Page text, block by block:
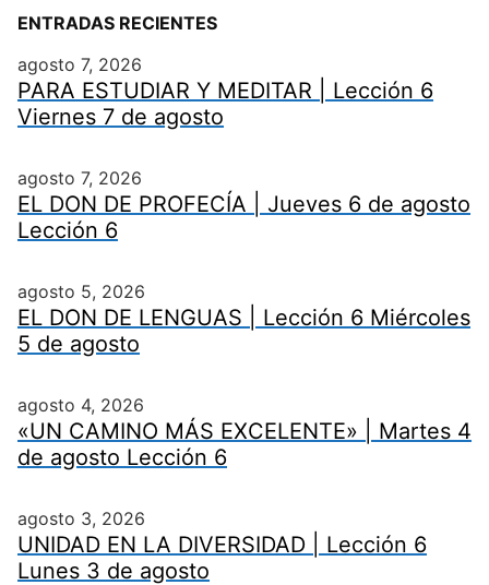
ENTRADAS RECIENTES
agosto 7, 2026
PARA ESTUDIAR Y MEDITAR | Lección 6
Viernes 7 de agosto
agosto 7, 2026
EL DON DE PROFECÍA | Jueves 6 de agosto
Lección 6
agosto 5, 2026
EL DON DE LENGUAS | Lección 6 Miércoles
5 de agosto
agosto 4, 2026
«UN CAMINO MÁS EXCELENTE» | Martes 4
de agosto Lección 6
agosto 3, 2026
UNIDAD EN LA DIVERSIDAD | Lección 6
Lunes 3 de agosto